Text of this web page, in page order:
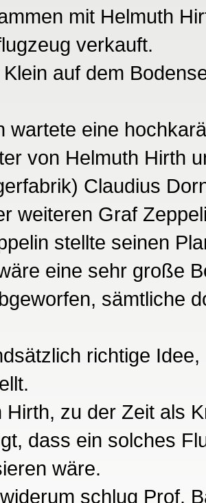
mit Helmuth
verkauft.
auf dem
wartete eine
von Helmuth Hirth
Claudius
weiteren Graf
stellte seinen
eine sehr große
sämtliche
richtige
Hirth, zu der Zeit als
dass ein solches
wäre.
schlug Prof.